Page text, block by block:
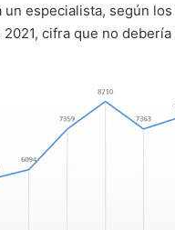
especialista, según
cifra que no